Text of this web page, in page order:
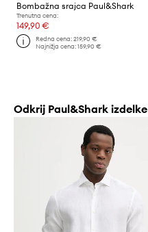
Bombažna srajca Paul&Shark
Trenutna cena:
149,90 €
Redna cena:219,90 €
Najnižja cena:159,90 €
Odkrij Paul&Shark izdelke